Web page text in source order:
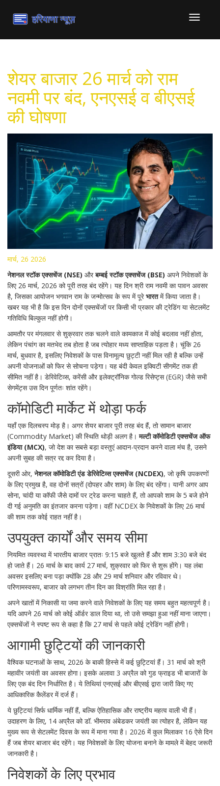
टॉगल
संचालित
शेयर बाजार 26 मार्च को राम
नवमी पर बंद, एनएसई व बीएसई
की घोषणा
मार्च, 26 2026
नेशनल स्टॉक एक्सचेंज (NSE) औरबम्बई स्टॉक एक्सचेंज (BSE) अपने निवेशकों के
लिए 26 मार्च, 2026 को पूरी तरह बंद रहेंगे। यह दिन श्री राम नवमीका पावन अवसर
है, जिसका आयोजन भगवान राम के जन्मोत्सव के रूप में पूरेभारतमें किया जाता है।
खबर यह भी है कि इस दिन दोनों एक्सचेंजों पर किसी भी प्रकार की ट्रेडिंग या सेटलमेंट
गतिविधि बिल्कुल नहीं होगी।
आमतौर पर मंगलवार से शुक्रवार तक चलने वाले कामकाज में कोई बदलाव नहीं होता,
लेकिन पंचांग का मतभेद तब होता है जब त्योहार मध्य साप्ताहिक पड़ता है। चूंकि 26
मार्च, बुधवार है, इसलिए निवेशकों के पास विनामूल्य छुट्टी नहीं मिल रही है बल्कि उन्हें
अपनी योजनाओं को फिर से सोचना पड़ेगा। यह बंदी केवल इक्विटी सीगमेंट तक ही
सीमित नहीं है। डेरिवेटिव्स, करेंसी और इलेक्ट्रॉनिक गोल्ड रिसेप्ट्स (EGR) जैसे सभी
सेगमेंट्स उस दिन पूर्णतः शांत रहेंगे।
कॉमोडिटी मार्केट में थोड़ा फर्क
यहाँ एक दिलचस्प मोड़ है। अगर शेयर बाजार पूरी तरह बंद हैं, तो सामान बाजार
(Commodity Market) की स्थिति थोड़ी अलग है।मल्टी कॉमोडिटी एक्सचेंज ऑफ
इंडिया (MCX), जो देश का सबसे बड़ा वस्तुएं आदान-प्रदान करने वाला मंच है, उसने
अपनी सुबह की सत्र रद्द कर दिया है।
दूसरी ओर,नेशनल कॉमोडिटी एंड डेरिवेटिव्स एक्सचेंज (NCDEX), जो कृषि उपकरणों
के लिए प्रमुख है, वह दोनों सत्रों (दोपहर और शाम) के लिए बंद रहेंगा। यानी अगर आप
सोना, चांदी या कॉफी जैसे दामों पर ट्रेड करना चाहते हैं, तो आपको शाम के 5 बजे होने
दी गई अनुमति का इंतजार करना पड़ेगा। वहीं NCDEX के निवेशकों के लिए 26 मार्च
की शाम तक कोई राहत नहीं है।
उपयुक्त कार्यों और समय सीमा
नियमित व्यवस्था में भारतीय बाजार प्रातः 9:15 बजे खुलते हैं और शाम 3:30 बजे बंद
हो जाते हैं। 26 मार्च के बाद कार्य 27 मार्च, शुक्रवार को फिर से शुरू होंगे। यह लंबा
अवसर इसलिए बना पड़ा क्योंकि 28 और 29 मार्च शनिवार और रविवार थे।
परिणामस्वरूप, बाजार को लगभग तीन दिन का विश्रांति मिल रहा है।
अपने खातों में निकासी या जमा करने वाले निवेशकों के लिए यह समय बहुत महत्वपूर्ण है।
यदि आपने 26 मार्च को कोई ऑर्डर डाल दिया था, तो उसे समझा हुआ नहीं माना जाएगा।
एक्सचेंजों ने स्पष्ट रूप से कहा है कि 27 मार्च से पहले कोई ट्रेडिंग नहीं होगी।
आगामी छुट्टियों की जानकारी
वैश्विक घटनाओं के साथ, 2026 के बाकी हिस्से में कई छुट्टियां हैं। 31 मार्च कोश्री
महावीर जयंतीका अवसर होगा। इसके अलावा 3 अप्रैल को गुड फ्राइड भी बाजारों के
लिए एक बंद दिन निर्धारित है। ये तिथियां एनएसई और बीएसई द्वारा जारी किए गए
आधिकारिक कैलेंडर में दर्ज हैं।
ये छुट्टियां सिर्फ धार्मिक नहीं हैं, बल्कि ऐतिहासिक और राष्ट्रीय महत्व वाली भी हैं।
उदाहरण के लिए, 14 अप्रैल को डॉ. भीमराव अंबेडकर जयंती का त्योहर है, लेकिन यह
मुख्य रूप से सेटलमेंट दिवस के रूप में माना गया है। 2026 में कुल मिलाकर 16 ऐसे दिन
हैं जब शेयर बाजार बंद रहेंगे। यह निवेशकों के लिए योजना बनाने के मामले में बेहद जरूरी
जानकारी है।
निवेशकों के लिए प्रभाव